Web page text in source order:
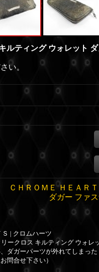
ルティング ウォレット
い。
ＣＨＲＯＭＥ ＨＥＡＲ
ダガー ファ
| クロムハーツ
ークロス キルティング ウォレ
ダガーパーツが外れてしまった
問合せ下さい）